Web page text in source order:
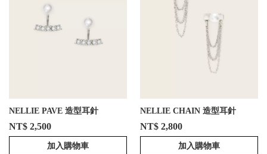
NELLIE PAVE 造型耳針
NT$ 2,500
加入購物車
NELLIE CHAIN 造型耳針
NT$ 2,800
加入購物車